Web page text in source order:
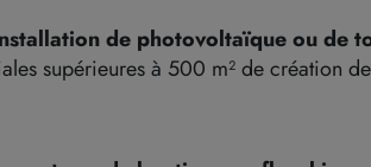
de photovoltaïque ou de
supérieures à 500 m² de création